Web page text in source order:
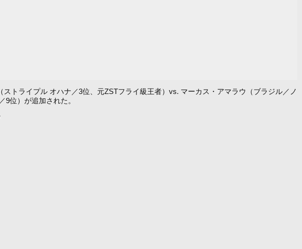
トライプル オハナ／3位、元ZSTフライ級王者）vs. マーカス・アマラウ（ブラジル／ノ
位）が追加された。